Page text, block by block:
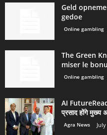
Geld
gedoe
Online gambling
The Green
miser le
Online gambling
AI
प्रसाद होंगे मुख्य
Agra News